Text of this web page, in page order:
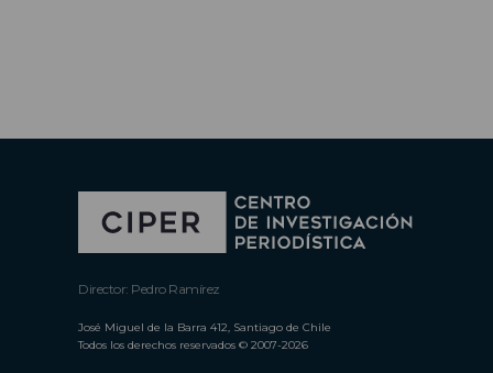
Director: Pedro Ramírez
José Miguel de la Barra 412, Santiago de Chile
Todos los derechos reservados © 2007-2026